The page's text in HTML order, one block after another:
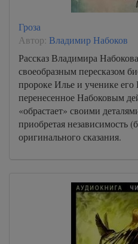
Гроза
Автор: Владимир Набоков
Рассказ Владимира
своеобразным пересказом
пророке Илье и ученике
перенесенное Набоковым
«обрастает» своими
приобретая независимость
оригинального сказания.